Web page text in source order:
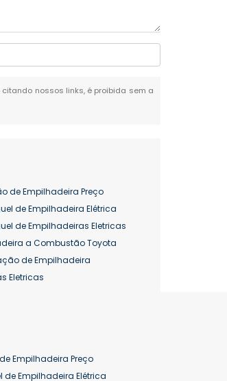
nossos links, é proibida sem a
de Empilhadeira Preço
de Empilhadeira Elétrica
de Empilhadeiras Eletricas
a Combustão Toyota
de Empilhadeira
Eletricas
Empilhadeira 25 ton
Empilhadeira Preço
de Empilhadeira Elétrica